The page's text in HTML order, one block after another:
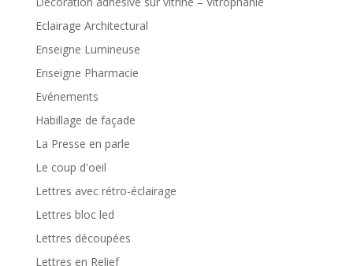
Eclairage Architectural
Enseigne Lumineuse
Enseigne Pharmacie
Evénements
Habillage de façade
La Presse en parle
Le coup d'oeil
Lettres avec rétro-éclairage
Lettres bloc led
Lettres découpées
Lettres en Relief